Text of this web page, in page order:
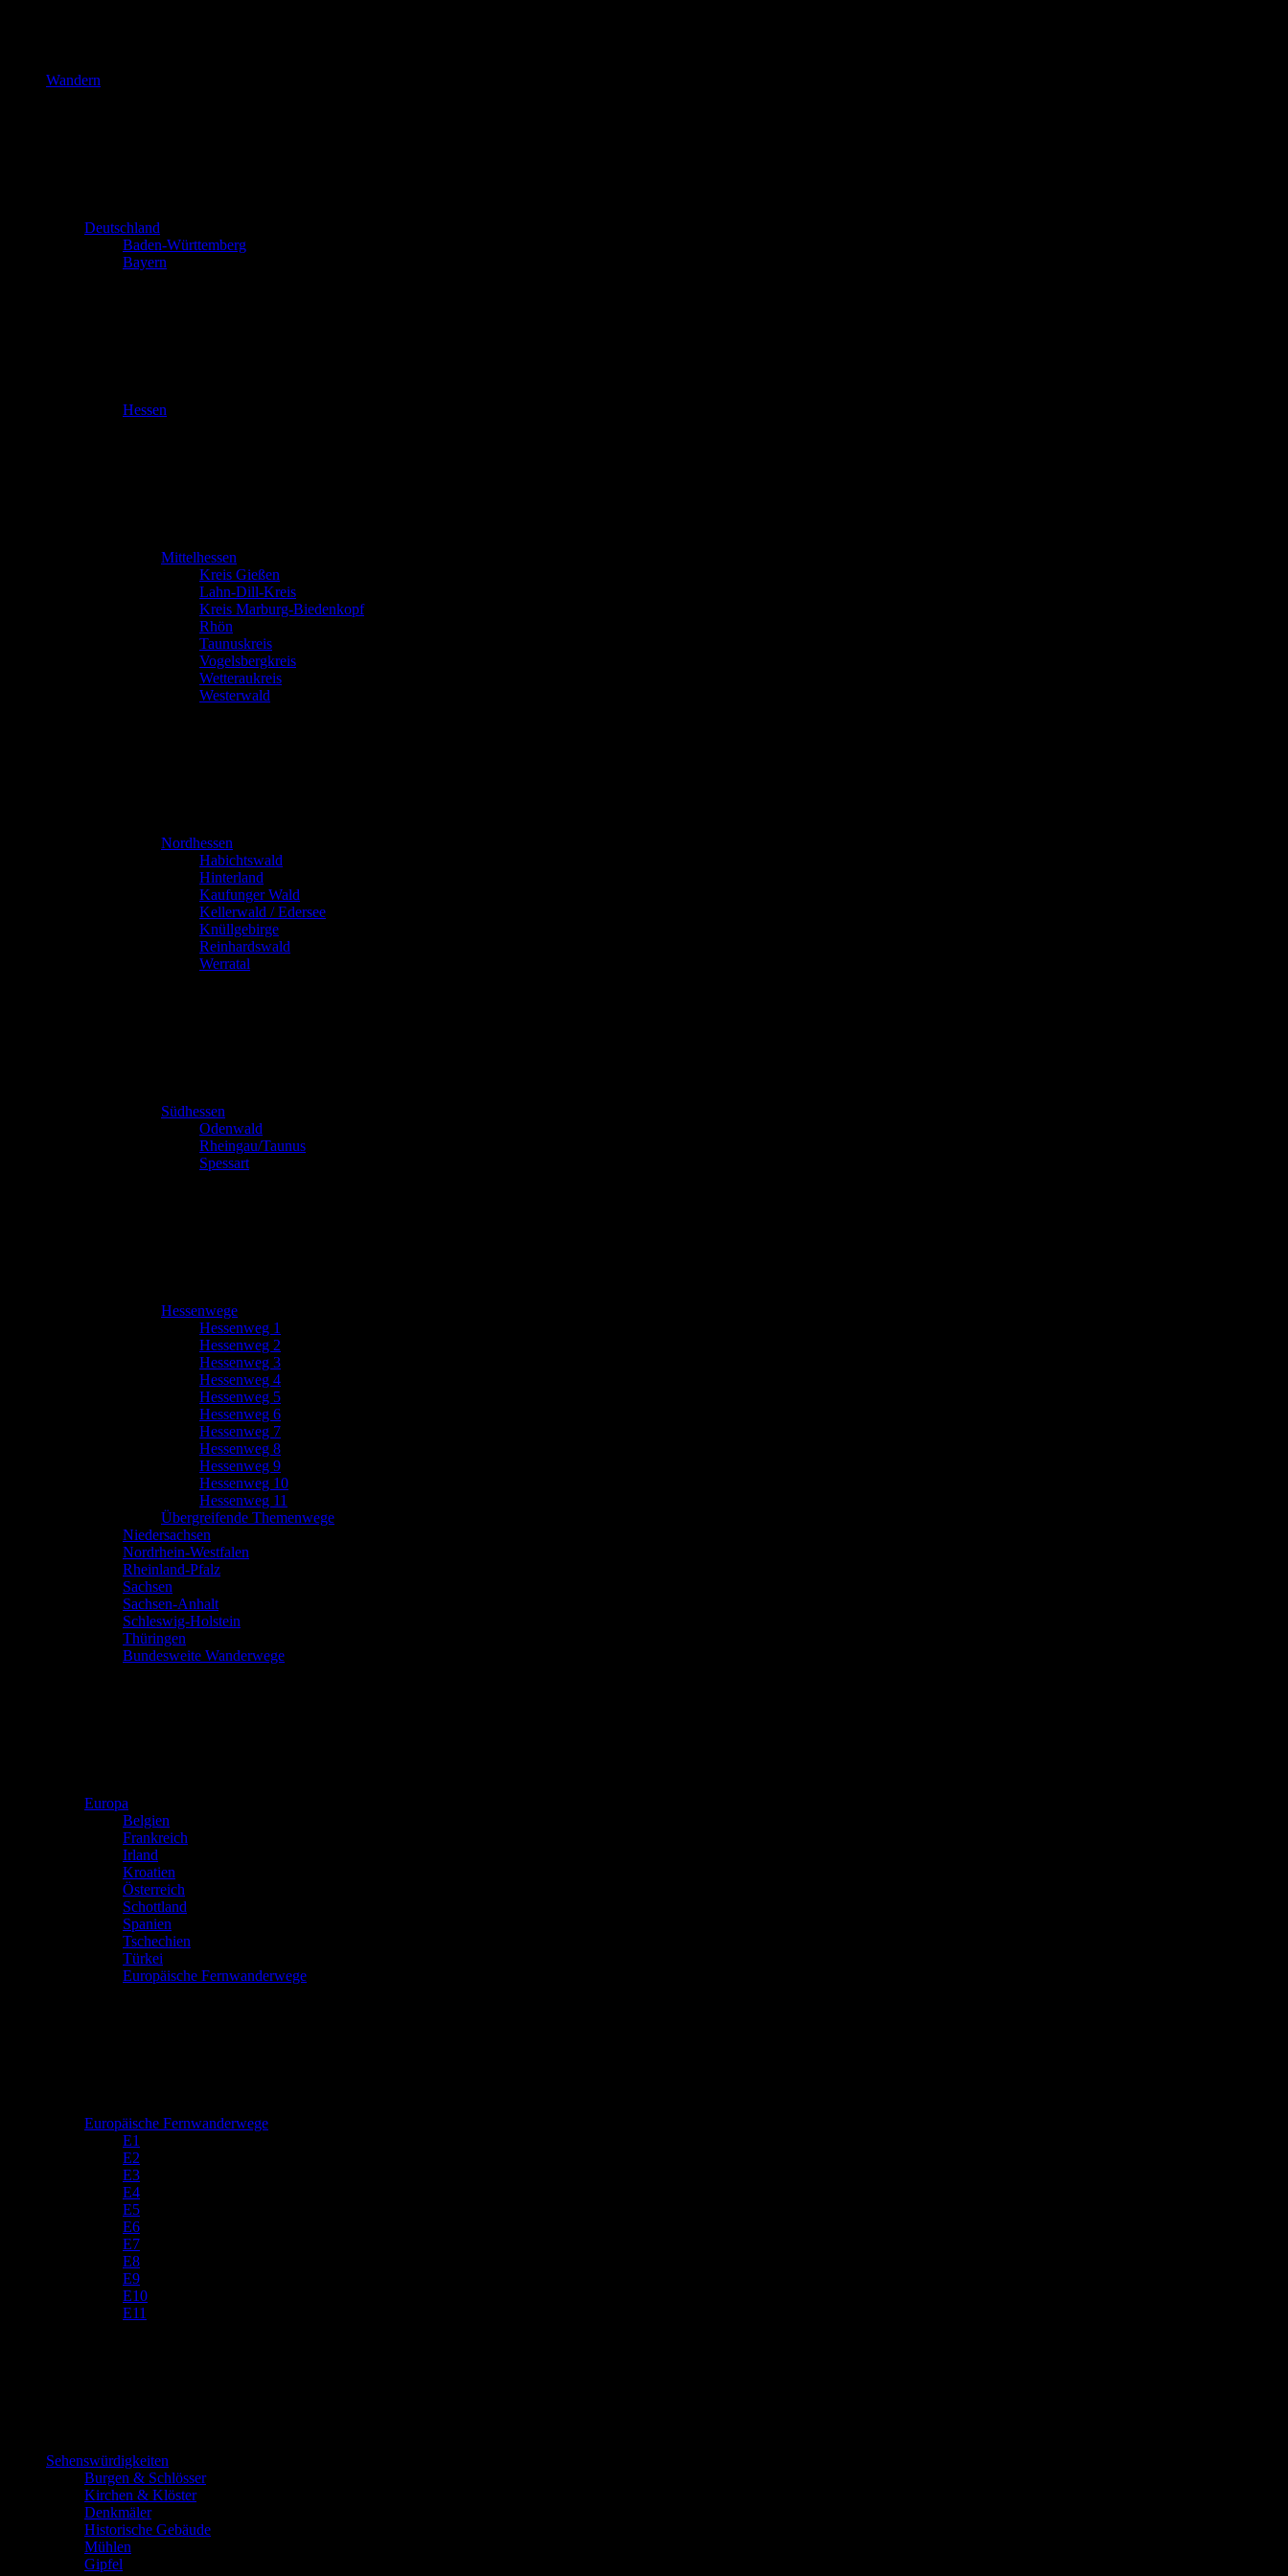
Wandern
Deutschland
Baden-Württemberg
Bayern
Hessen
Mittelhessen
Kreis Gießen
Lahn-Dill-Kreis
Kreis Marburg-Biedenkopf
Rhön
Taunuskreis
Vogelsbergkreis
Wetteraukreis
Westerwald
Nordhessen
Habichtswald
Hinterland
Kaufunger Wald
Kellerwald / Edersee
Knüllgebirge
Reinhardswald
Werratal
Südhessen
Odenwald
Rheingau/Taunus
Spessart
Hessenwege
Hessenweg 1
Hessenweg 2
Hessenweg 3
Hessenweg 4
Hessenweg 5
Hessenweg 6
Hessenweg 7
Hessenweg 8
Hessenweg 9
Hessenweg 10
Hessenweg 11
Übergreifende Themenwege
Niedersachsen
Nordrhein-Westfalen
Rheinland-Pfalz
Sachsen
Sachsen-Anhalt
Schleswig-Holstein
Thüringen
Bundesweite Wanderwege
Europa
Belgien
Frankreich
Irland
Kroatien
Österreich
Schottland
Spanien
Tschechien
Türkei
Europäische Fernwanderwege
Europäische Fernwanderwege
E1
E2
E3
E4
E5
E6
E7
E8
E9
E10
E11
Sehenswürdigkeiten
Burgen & Schlösser
Kirchen & Klöster
Denkmäler
Historische Gebäude
Mühlen
Gipfel